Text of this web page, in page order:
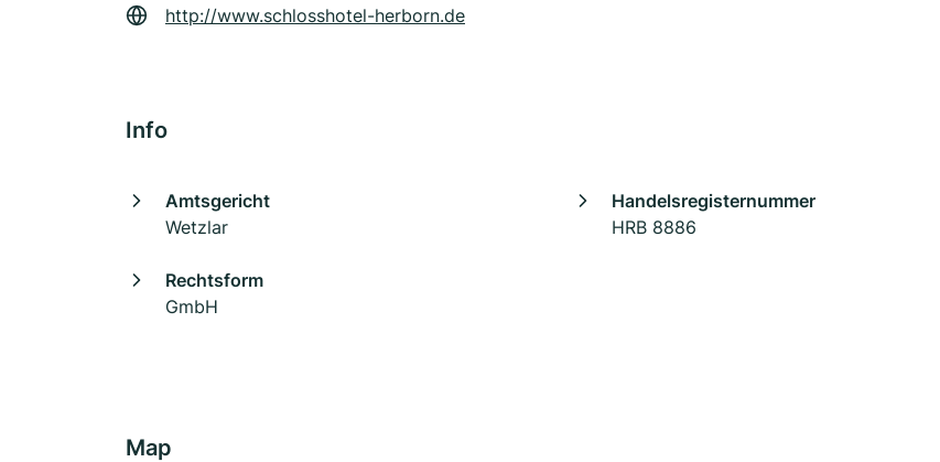
http://www.schlosshotel-herborn.de
Info
Amtsgericht
Wetzlar
Handelsregisternummer
HRB 8886
Rechtsform
GmbH
Map